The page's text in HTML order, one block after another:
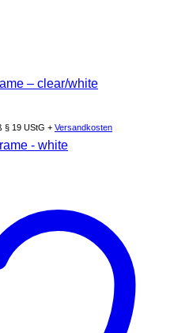
– clear/white
§ 19 UStG + Versandkosten